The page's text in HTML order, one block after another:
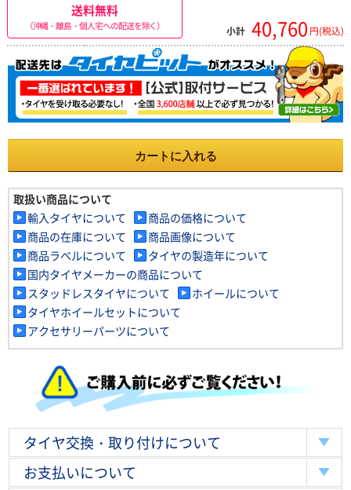
送料無料
（沖縄・離島・個人宅への配送を除く） 小計 40,760 円(税込)
カートに入れる
取扱い商品について
輸入タイヤについて
商品の価格について
商品の在庫について
商品画像について
商品ラベルについて
タイヤの製造年について
国内タイヤメーカーの商品について
スタッドレスタイヤについて
ホイールについて
タイヤホイールセットについて
アクセサリーパーツについて
タイヤ交換・取り付けについて
お支払いについて